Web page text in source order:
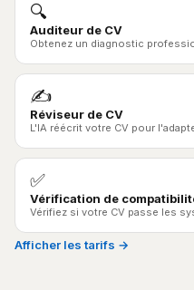
🔍
Auditeur de CV
Obtenez un diagnostic
✍️
Réviseur de CV
L'IA réécrit votre CV pour
✅
Vérification de
Vérifiez si votre CV passe les
Afficher les tarifs →